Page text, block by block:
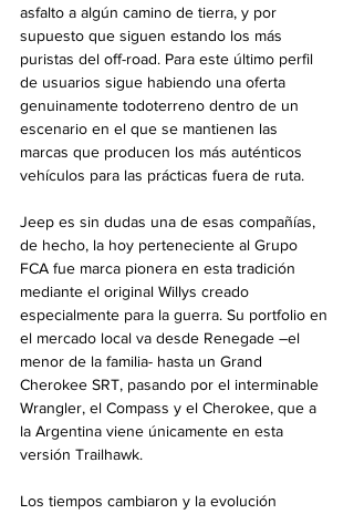
asfalto a algún camino de tierra, y por
supuesto que siguen estando los más
puristas del off-road. Para este último perfil
de usuarios sigue habiendo una oferta
genuinamente todoterreno dentro de un
escenario en el que se mantienen las
marcas que producen los más auténticos
vehículos para las prácticas fuera de ruta.
Jeep es sin dudas una de esas compañías,
de hecho, la hoy perteneciente al Grupo
FCA fue marca pionera en esta tradición
mediante el original Willys creado
especialmente para la guerra. Su portfolio en
el mercado local va desde Renegade –el
menor de la familia- hasta un Grand
Cherokee SRT, pasando por el interminable
Wrangler, el Compass y el Cherokee, que a
la Argentina viene únicamente en esta
versión Trailhawk.
Los tiempos cambiaron y la evolución